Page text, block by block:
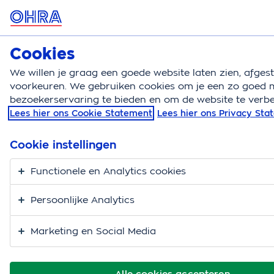
MENU
Autoverzekering
Autoverzekering Met de auto op vakantie
Milieuzones Engeland
Cookies
We willen je graag een goede website laten zien,
voorkeuren. We gebruiken cookies om je een zo goed
bezoekerservaring te bieden en om de website te
Lees hier ons Cookie Statement Lees hier ons Privacy
Cookie instellingen
Functionele en Analytics cookies
Persoonlijke Analytics
Marketing en Social Media